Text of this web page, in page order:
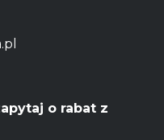
o rabat z